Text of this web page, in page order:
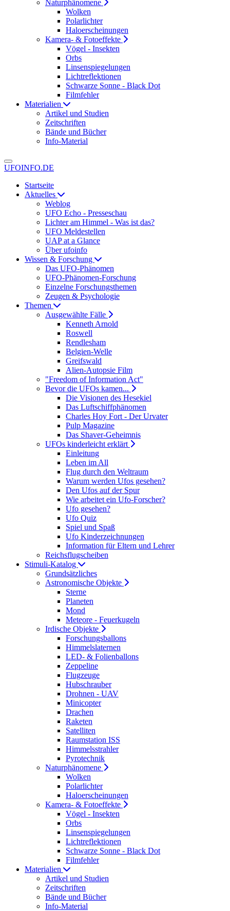
Naturphänomene
Wolken
Polarlichter
Haloerscheinungen
Kamera- & Fotoeffekte
Vögel - Insekten
Orbs
Linsenspiegelungen
Lichtreflektionen
Schwarze Sonne - Black Dot
Filmfehler
Materialien
Artikel und Studien
Zeitschriften
Bände und Bücher
Info-Material
UFOINFO.DE
Startseite
Aktuelles
Weblog
UFO Echo - Presseschau
Lichter am Himmel - Was ist das?
UFO Meldestellen
UAP at a Glance
Über ufoinfo
Wissen & Forschung
Das UFO-Phänomen
UFO-Phänomen-Forschung
Einzelne Forschungsthemen
Zeugen & Psychologie
Themen
Ausgewählte Fälle
Kenneth Arnold
Roswell
Rendlesham
Belgien-Welle
Greifswald
Alien-Autopsie Film
"Freedom of Information Act"
Bevor die UFOs kamen...
Die Visionen des Hesekiel
Das Luftschiffphänomen
Charles Hoy Fort - Der Urvater
Pulp Magazine
Das Shaver-Geheimnis
UFOs kinderleicht erklärt
Einleitung
Leben im All
Flug durch den Weltraum
Warum werden Ufos gesehen?
Den Ufos auf der Spur
Wie arbeitet ein Ufo-Forscher?
Ufo gesehen?
Ufo Quiz
Spiel und Spaß
Ufo Kinderzeichnungen
Information für Eltern und Lehrer
Reichsflugscheiben
Stimuli-Katalog
Grundsätzliches
Astronomische Objekte
Sterne
Planeten
Mond
Meteore - Feuerkugeln
Irdische Objekte
Forschungsballons
Himmelslaternen
LED- & Folienballons
Zeppeline
Flugzeuge
Hubschrauber
Drohnen - UAV
Minicopter
Drachen
Raketen
Satelliten
Raumstation ISS
Himmelsstrahler
Pyrotechnik
Naturphänomene
Wolken
Polarlichter
Haloerscheinungen
Kamera- & Fotoeffekte
Vögel - Insekten
Orbs
Linsenspiegelungen
Lichtreflektionen
Schwarze Sonne - Black Dot
Filmfehler
Materialien
Artikel und Studien
Zeitschriften
Bände und Bücher
Info-Material